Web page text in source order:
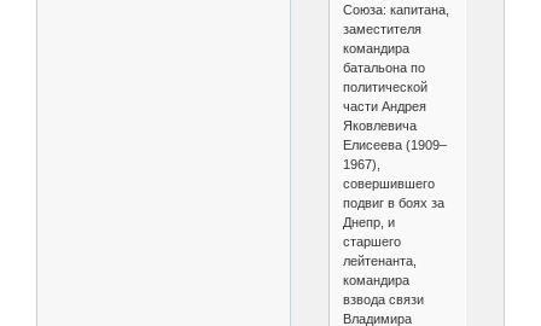
Союза: капитана,
заместителя
командира
батальона по
политической
части Андрея
Яковлевича
Елисеева (1909–
1967),
совершившего
подвиг в боях за
Днепр, и
старшего
лейтенанта,
командира
взвода связи
Владимира